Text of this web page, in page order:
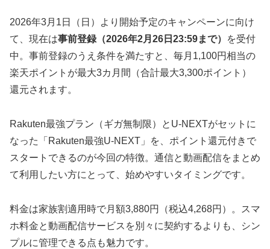
2026年3月1日（日）より開始予定のキャンペーンに向け
て、現在は事前登録（2026年2月26日23:59まで）
を受付
中。事前登録のうえ条件を満たすと、毎月1,100円相当の
楽天ポイントが最大3カ月間（合計最大3,300ポイント）
還元されます。
Rakuten最強プラン（ギガ無制限）とU-NEXTがセットに
なった「Rakuten最強U-NEXT」を、ポイント還元付きで
スタートできるのが今回の特徴。通信と動画配信をまとめ
て利用したい方にとって、始めやすいタイミングです。
料金は家族割適用時で月額3,880円（税込4,268円）。スマ
ホ料金と動画配信サービスを別々に契約するよりも、シン
プルに管理できる点も魅力です。